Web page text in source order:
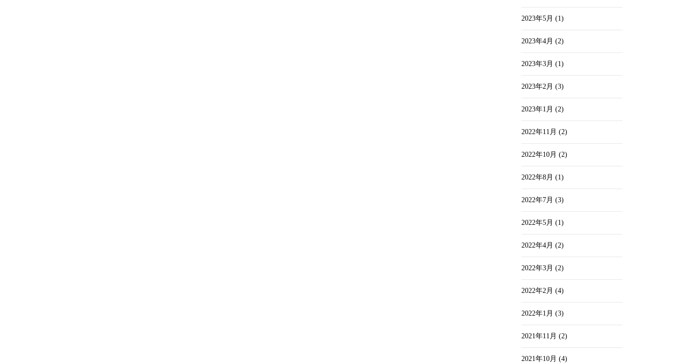
2023年5月 (1)
2023年4月 (2)
2023年3月 (1)
2023年2月 (3)
2023年1月 (2)
2022年11月 (2)
2022年10月 (2)
2022年8月 (1)
2022年7月 (3)
2022年5月 (1)
2022年4月 (2)
2022年3月 (2)
2022年2月 (4)
2022年1月 (3)
2021年11月 (2)
2021年10月 (4)